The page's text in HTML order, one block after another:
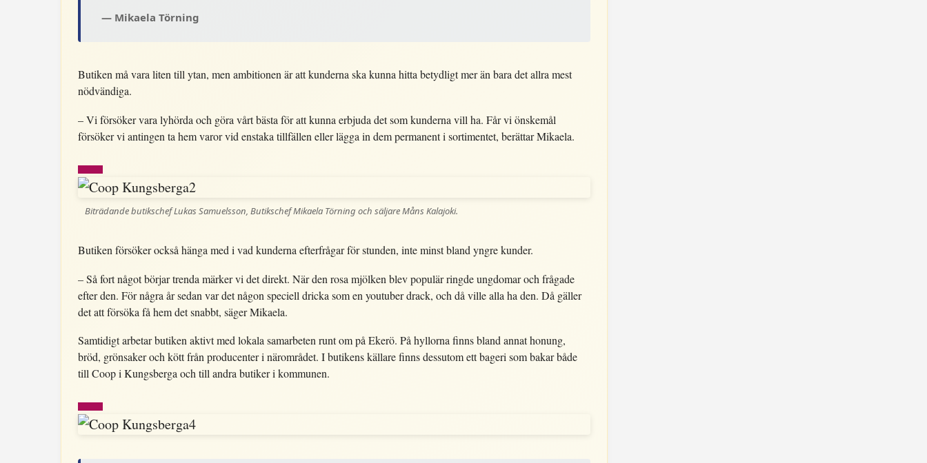
Mikaela Törning
Butiken må vara liten till ytan, men ambitionen är att kunderna ska kunna hitta betydligt mer än bara det allra mest
nödvändiga.
– Vi försöker vara lyhörda och göra vårt bästa för att kunna erbjuda det som kunderna vill ha. Får vi önskemål
försöker vi antingen ta hem varor vid enstaka tillfällen eller lägga in dem permanent i sortimentet, berättar Mikaela.
Biträdande butikschef Lukas Samuelsson, Butikschef Mikaela Törning och säljare Måns Kalajoki.
Butiken försöker också hänga med i vad kunderna efterfrågar för stunden, inte minst bland yngre kunder.
– Så fort något börjar trenda märker vi det direkt. När den rosa mjölken blev populär ringde ungdomar och frågade
efter den. För några år sedan var det någon speciell dricka som en youtuber drack, och då ville alla ha den. Då gäller
det att försöka få hem det snabbt, säger Mikaela.
Samtidigt arbetar butiken aktivt med lokala samarbeten runt om på Ekerö. På hyllorna finns bland annat honung,
bröd, grönsaker och kött från producenter i närområdet. I butikens källare finns dessutom ett bageri som bakar både
till Coop i Kungsberga och till andra butiker i kommunen.